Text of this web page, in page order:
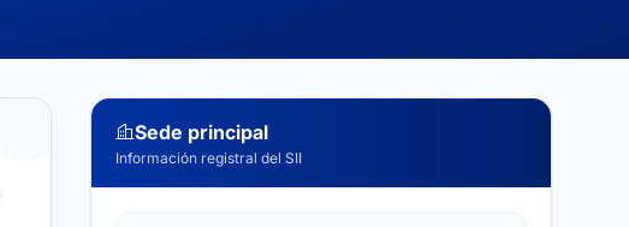
Sede principal
Información registral del SII